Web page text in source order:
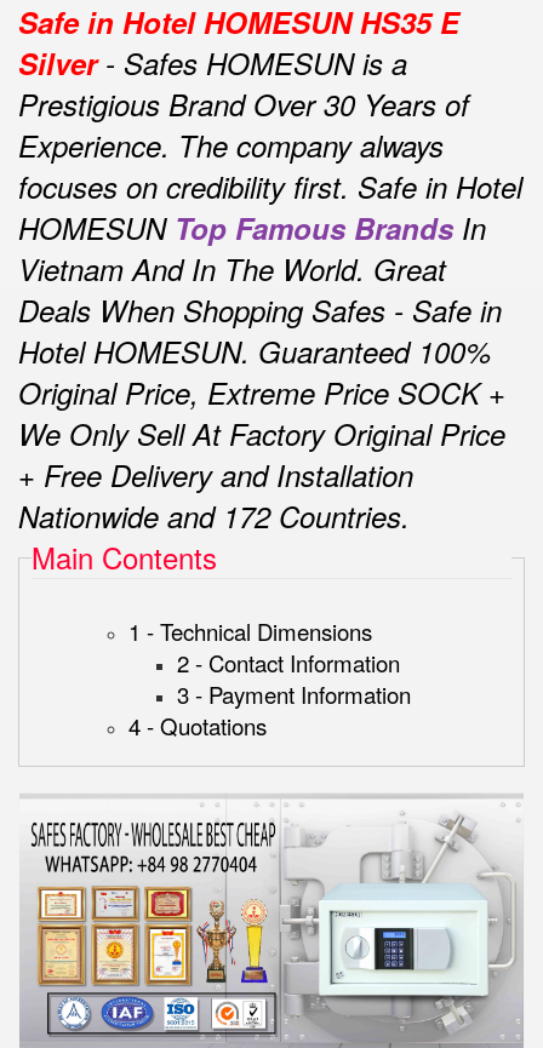
Safe in Hotel HOMESUN HS35 E
Silver- Safes HOMESUN is a
Prestigious Brand Over 30 Years of
Experience. The company always
focuses on credibility first. Safe in Hotel
HOMESUN Top Famous Brands In
Vietnam And In The World. Great
Deals When Shopping Safes - Safe in
Hotel HOMESUN. Guaranteed 100%
Original Price, Extreme Price SOCK +
We Only Sell At Factory Original Price
+ Free Delivery and Installation
Nationwide and 172 Countries.
Main Contents
1 - Technical Dimensions
2 - Contact Information
3 - Payment Information
4 - Quotations